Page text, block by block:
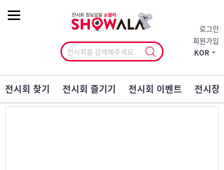
로그인
회원가입
KOR
전시회 찾기 전시회 즐기기 전시회 이벤트 전시장